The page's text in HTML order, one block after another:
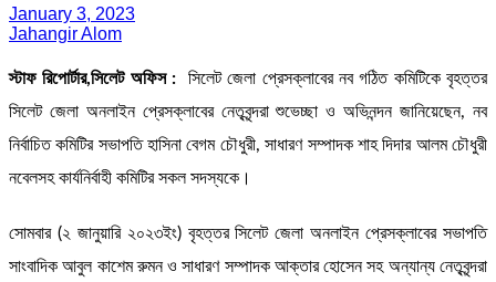
January 3, 2023
Jahangir Alom
স্টাফ রিপোর্টার,সিলেট অফিস : সিলেট জেলা প্রেসক্লাবের নব গঠিত কমিটিকে বৃহত্তর
সিলেট জেলা অনলাইন প্রেসক্লাবের নেতৃবৃন্দরা শুভেচ্ছা ও অভিনন্দন জানিয়েছেন, নব
নির্বাচিত কমিটির সভাপতি হাসিনা বেগম চৌধুরী, সাধারণ সম্পাদক শাহ দিদার আলম চৌধুরী
নবেলসহ কার্যনির্বাহী কমিটির সকল সদস্যকে।
সোমবার (২ জানুয়ারি ২০২৩ইং) বৃহত্তর সিলেট জেলা অনলাইন প্রেসক্লাবের সভাপতি
সাংবাদিক আবুল কাশেম রুমন ও সাধারণ সম্পাদক আক্তার হোসেন সহ অন্যান্য নেতৃবৃন্দরা